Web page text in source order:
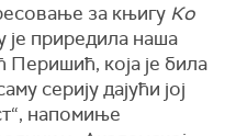
за књигу Ко
је приредила наша
која је била
серију дајући јој
напомиње